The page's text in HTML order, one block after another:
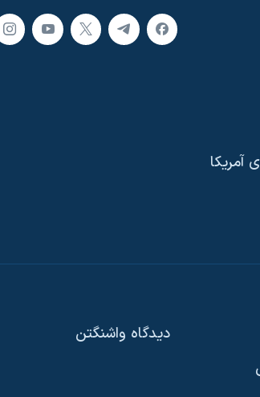
آمریکا
دیدگاه‌ واشنگتن